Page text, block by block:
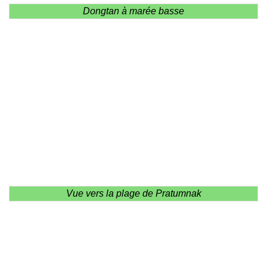
Dongtan à marée basse
Vue vers la plage de Pratumnak